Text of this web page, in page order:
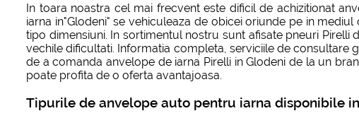
In toara noastra cel mai frecvent este dificil de achizitionat
iarna in"Glodeni" se vehiculeaza de obicei oriunde pe in
tipo dimensiuni. In sortimentul nostru sunt afisate pneuri
vechile dificultati. Informatia completa, serviciile de consultare
de a comanda anvelope de iarna Pirelli in Glodeni de la un
poate profita de o oferta avantajoasa.
Tipurile de anvelope auto pentru iarna disponibile